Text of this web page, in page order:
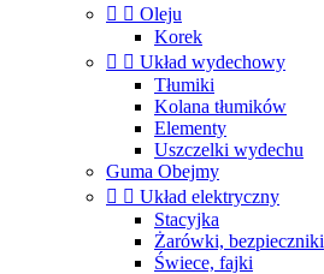
  Oleju
Korek
  Układ wydechowy
Tłumiki
Kolana tłumików
Elementy
Uszczelki wydechu
Guma Obejmy
  Układ elektryczny
Stacyjka
Żarówki, bezpieczniki
Świece, fajki